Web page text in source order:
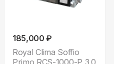
185,000 ₽
Royal Clima Soffio
Primo RCS-1000-P 3.0